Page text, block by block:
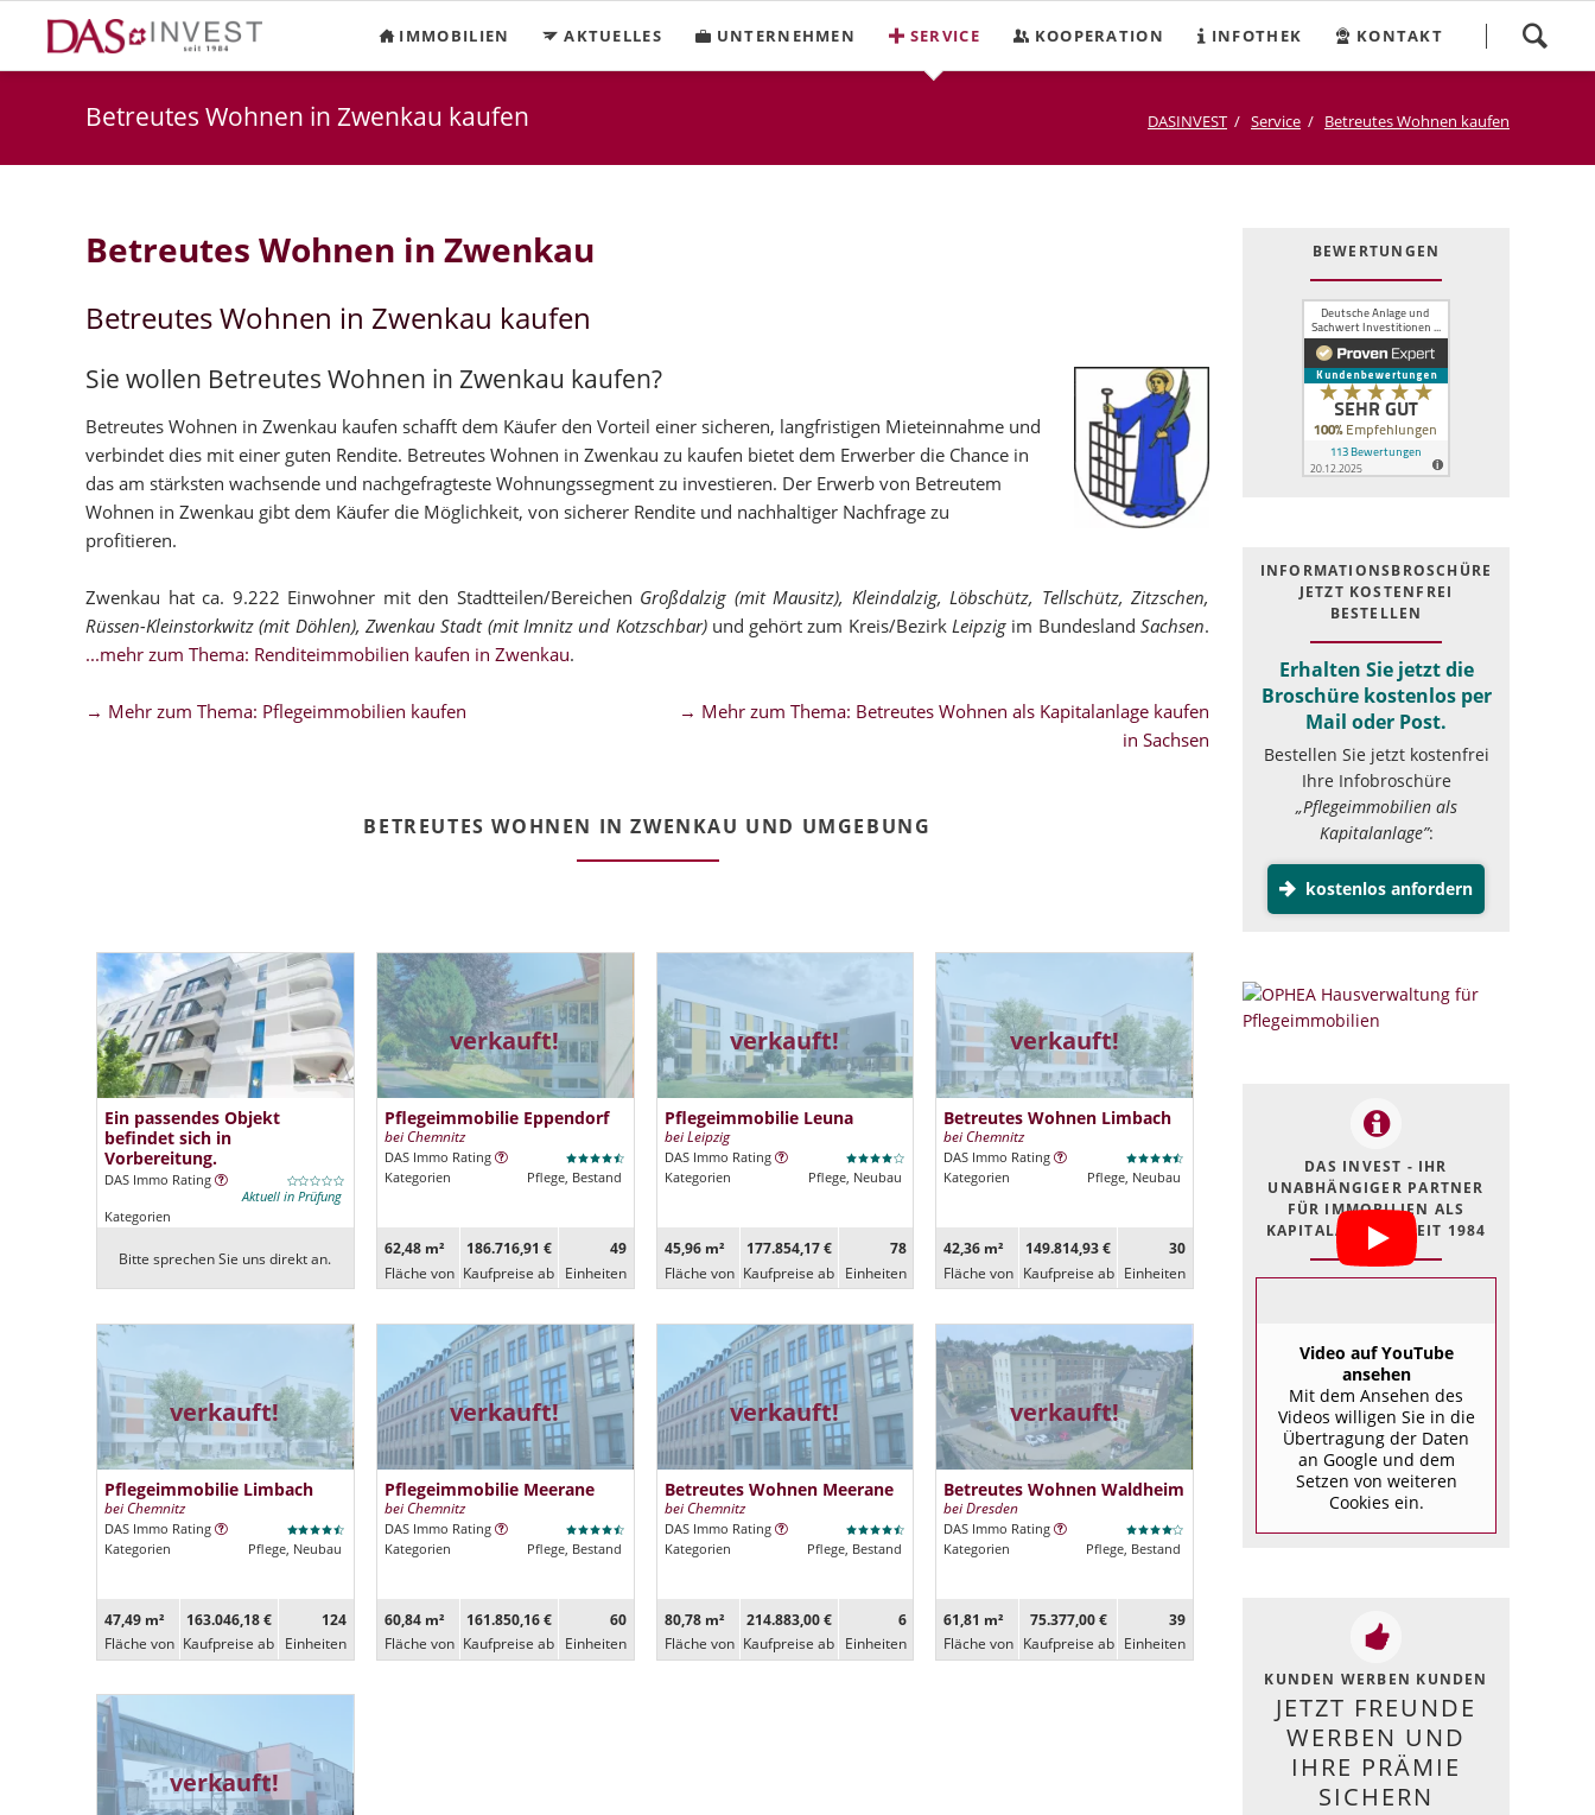
überspringen
IMMOBILIEN AKTUELLES UNTERNEHMEN SERVICE KOOPERATION INFOTHEK KONTAKT
Betreutes Wohnen in Zwenkau kaufen DASINVEST Service Betreutes Wohnen kaufen
Betreutes Wohnen in Zwenkau
Betreutes Wohnen in Zwenkau kaufen
Sie wollen Betreutes Wohnen in Zwenkau kaufen?
Betreutes Wohnen in Zwenkau kaufen schafft dem Käufer den Vorteil einer sicheren, langfristigen Mieteinnahme und
verbindet dies mit einer guten Rendite. Betreutes Wohnen in Zwenkau zu kaufen bietet dem Erwerber die Chance in
das am stärksten wachsende und nachgefragteste Wohnungssegment zu investieren. Der Erwerb von Betreutem
Wohnen in Zwenkau gibt dem Käufer die Möglichkeit, von sicherer Rendite und nachhaltiger Nachfrage zu
profitieren.
Zwenkau hat ca. 9.222 Einwohner mit den Stadtteilen/Bereichen Großdalzig (mit Mausitz), Kleindalzig, Löbschütz, Tellschütz, Zitzschen,
Rüssen-Kleinstorkwitz (mit Döhlen), Zwenkau Stadt (mit Imnitz und Kotzschbar)und gehört zum Kreis/BezirkLeipzig im Bundesland Sachsen.
...mehr zum Thema: Renditeimmobilien kaufen in Zwenkau.
→ Mehr zum Thema: Pflegeimmobilien kaufen
→ Mehr zum Thema: Betreutes Wohnen als Kapitalanlage kaufen
in Sachsen
BETREUTES WOHNEN IN ZWENKAU UND UMGEBUNG
Ein passendes Objekt
befindet sich in
Vorbereitung.
DAS Immo Rating
Aktuell in Prüfung
Kategorien
Bitte sprechen Sie uns direkt an.
verkauft!
Pflegeimmobilie Eppendorf
bei Chemnitz
DAS Immo Rating
Kategorien
Pflege, Bestand
62,48 m²
Fläche von
186.716,91 €
Kaufpreise ab
49
Ein­heiten
verkauft!
Pflegeimmobilie Leuna
bei Leipzig
DAS Immo Rating
Kategorien
Pflege, Neubau
45,96 m²
Fläche von
177.854,17 €
Kaufpreise ab
78
Ein­heiten
verkauft!
Betreutes Wohnen Limbach
bei Chemnitz
DAS Immo Rating
Kategorien
Pflege, Neubau
42,36 m²
Fläche von
149.814,93 €
Kaufpreise ab
30
Ein­heiten
verkauft!
Pflegeimmobilie Limbach
bei Chemnitz
DAS Immo Rating
Kategorien
Pflege, Neubau
47,49 m²
Fläche von
163.046,18 €
Kaufpreise ab
124
Ein­heiten
verkauft!
Pflegeimmobilie Meerane
bei Chemnitz
DAS Immo Rating
Kategorien
Pflege, Bestand
60,84 m²
Fläche von
161.850,16 €
Kaufpreise ab
60
Ein­heiten
verkauft!
Betreutes Wohnen Meerane
bei Chemnitz
DAS Immo Rating
Kategorien
Pflege, Bestand
80,78 m²
Fläche von
214.883,00 €
Kaufpreise ab
6
Ein­heiten
verkauft!
Betreutes Wohnen Waldheim
bei Dresden
DAS Immo Rating
Kategorien
Pflege, Bestand
61,81 m²
Fläche von
75.377,00 €
Kaufpreise ab
39
Ein­heiten
verkauft!
BEWERTUNGEN
INFOR­MATIONS­BROSCHÜRE
JETZT KOSTEN­FREI
BESTELLEN
Erhalten Sie jetzt die
Broschüre kostenlos per
Mail oder Post.
Bestellen Sie jetzt kostenfrei
Ihre Infobroschüre
„Pflegeimmobilien als
Kapitalanlage”:
kostenlos anfordern
DAS INVEST - IHR
UNABHÄNGIGER PARTNER
FÜR IMMOBILIEN ALS
KAPITALANLAGE SEIT 1984
Video auf YouTube
ansehen
Mit dem Ansehen des
Videos willigen Sie in die
Übertragung der Daten
an Google und dem
Setzen von weiteren
Cookies ein.
KUNDEN WERBEN KUNDEN
JETZT FREUNDE
WERBEN UND
IHRE PRÄMIE
SICHERN